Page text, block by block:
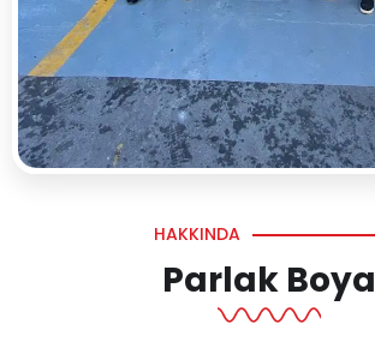
HAKKINDA
Parlak Boya